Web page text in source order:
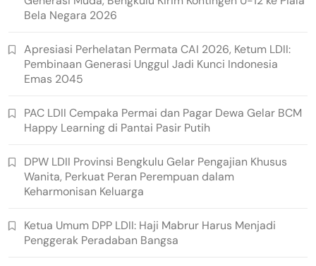
Bela Negara 2026
Apresiasi Perhelatan Permata CAI 2026, Ketum LDII:
Pembinaan Generasi Unggul Jadi Kunci Indonesia
Emas 2045
PAC LDII Cempaka Permai dan Pagar Dewa Gelar BCM
Happy Learning di Pantai Pasir Putih
DPW LDII Provinsi Bengkulu Gelar Pengajian Khusus
Wanita, Perkuat Peran Perempuan dalam
Keharmonisan Keluarga
Ketua Umum DPP LDII: Haji Mabrur Harus Menjadi
Penggerak Peradaban Bangsa